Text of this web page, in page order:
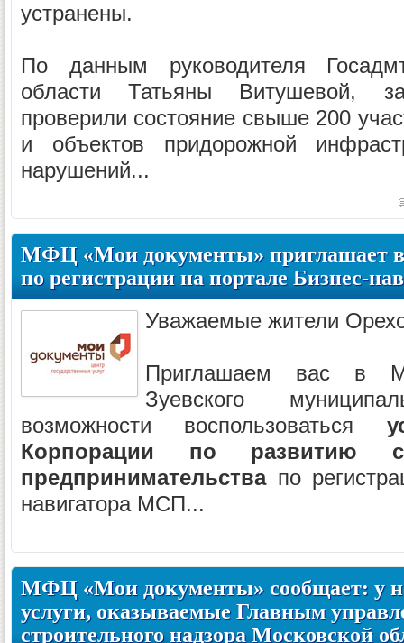
устранены.
По данным руководителя
области Татьяны Витушевой,
проверили состояние свыше 200
и объектов придорожной
нарушений...
МФЦ «Мои документы» приглашает
по регистрации на портале Бизнес-
Уважаемые жители
Приглашаем вас в
Зуевского
возможности воспользоваться
Корпорации по развитию
предпринимательствапо
навигатора МСП...
МФЦ «Мои документы» сообщает: у
услуги, оказываемые Главным
строительного надзора Московской